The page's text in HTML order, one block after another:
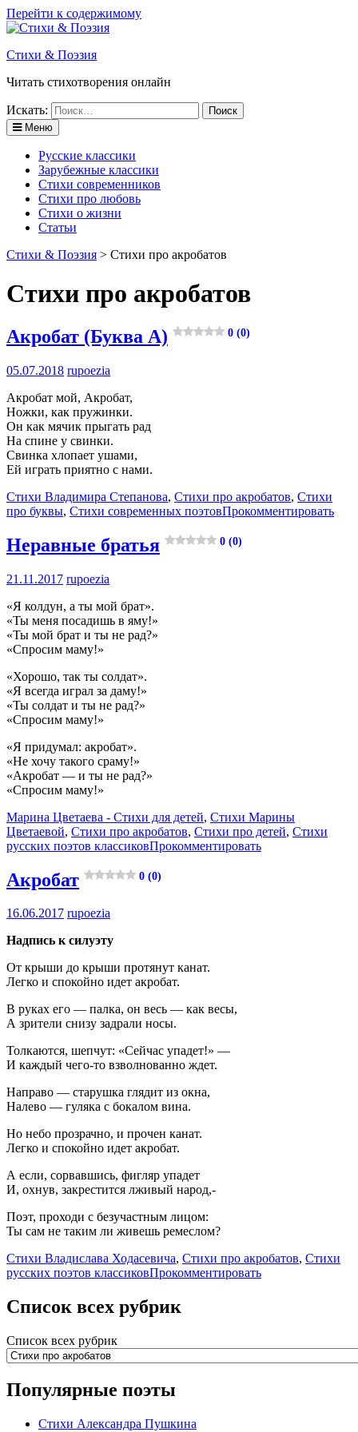
Перейти к содержимому
Стихи & Поэзия
Читать стихотворения онлайн
Искать:
Меню
Русские классики
Зарубежные классики
Стихи современников
Стихи про любовь
Стихи о жизни
Статьи
Стихи & Поэзия > Стихи про акробатов
Стихи про акробатов
Акробат (Буква А) 0 (0)
05.07.2018 rupoezia
Акробат мой, Акробат,
Ножки, как пружинки.
Он как мячик прыгать рад
На спине у свинки.
Свинка хлопает ушами,
Ей играть приятно с нами.
Стихи Владимира Степанова, Стихи про акробатов, Стихи
про буквы, Стихи современных поэтовПрокомментировать
Неравные братья 0 (0)
21.11.2017 rupoezia
«Я колдун, а ты мой брат».
«Ты меня посадишь в яму!»
«Ты мой брат и ты не рад?»
«Спросим маму!»
«Хорошо, так ты солдат».
«Я всегда играл за даму!»
«Ты солдат и ты не рад?»
«Спросим маму!»
«Я придумал: акробат».
«Не хочу такого сраму!»
«Акробат — и ты не рад?»
«Спросим маму!»
Марина Цветаева - Стихи для детей, Стихи Марины
Цветаевой, Стихи про акробатов, Стихи про детей, Стихи
русских поэтов классиковПрокомментировать
Акробат 0 (0)
16.06.2017 rupoezia
Надпись к силуэту
От крыши до крыши протянут канат.
Легко и спокойно идет акробат.
В руках его — палка, он весь — как весы,
А зрители снизу задрали носы.
Толкаются, шепчут: «Сейчас упадет!» —
И каждый чего-то взволнованно ждет.
Направо — старушка глядит из окна,
Налево — гуляка с бокалом вина.
Но небо прозрачно, и прочен канат.
Легко и спокойно идет акробат.
А если, сорвавшись, фигляр упадет
И, охнув, закрестится лживый народ,-
Поэт, проходи с безучастным лицом:
Ты сам не таким ли живешь ремеслом?
Стихи Владислава Ходасевича, Стихи про акробатов, Стихи
русских поэтов классиковПрокомментировать
Список всех рубрик
Список всех рубрик
Популярные поэты
Стихи Александра Пушкина